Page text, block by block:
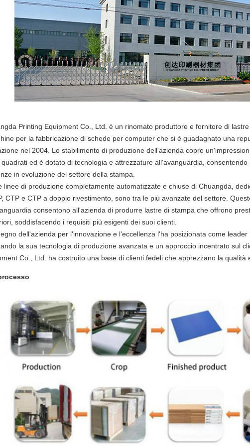
Printing Equipment Co., Ltd. è un rinomato produttore e fornitore di
per la fabbricazione di schede per computer che si è guadagnato una
nel 2004. Lo stabilimento di produzione dell'azienda copre
quadrati ed è dotato di tecnologia e attrezzature all'avanguardia,
in evoluzione del settore della stampa.
linee di produzione completamente automatizzate e chiuse di Chuangda,
CTP e CTP a doppio rivestimento, sono tra le più avanzate del settore.
consentono all'azienda di produrre lastre di stampa che offrono
soddisfacendo i requisiti più esigenti dei suoi clienti.
dell'azienda per l'innovazione e l'eccellenza l'ha posizionata come
la sua tecnologia di produzione avanzata e un approccio incentrato sul
Co., Ltd. ha costruito una base di clienti fedeli che apprezzano la qualità